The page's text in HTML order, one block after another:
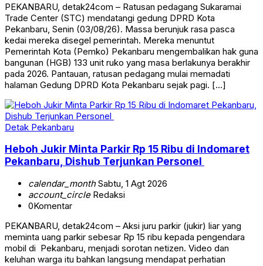
PEKANBARU, detak24com – Ratusan pedagang Sukaramai
Trade Center (STC) mendatangi gedung DPRD Kota
Pekanbaru, Senin (03/08/26). Massa berunjuk rasa pasca
kedai mereka disegel pemerintah. Mereka menuntut
Pemerintah Kota (Pemko) Pekanbaru mengembalikan hak guna
bangunan (HGB) 133 unit ruko yang masa berlakunya berakhir
pada 2026. Pantauan, ratusan pedagang mulai memadati
halaman Gedung DPRD Kota Pekanbaru sejak pagi. […]
Detak Pekanbaru
Heboh Jukir Minta Parkir Rp 15 Ribu di Indomaret
Pekanbaru, Dishub Terjunkan Personel
calendar_monthSabtu, 1 Agt 2026
account_circleRedaksi
0Komentar
PEKANBARU, detak24com – Aksi juru parkir (jukir) liar yang
meminta uang parkir sebesar Rp 15 ribu kepada pengendara
mobil di Pekanbaru, menjadi sorotan netizen. Video dan
keluhan warga itu bahkan langsung mendapat perhatian